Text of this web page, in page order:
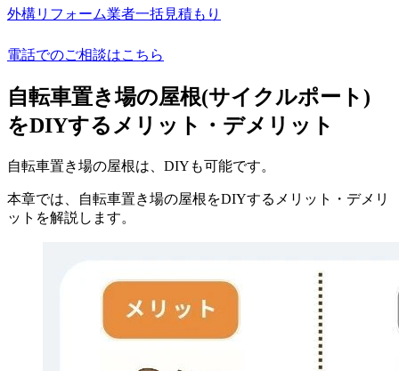
外構リフォーム業者一括見積もり
電話でのご相談はこちら
自転車置き場の屋根(サイクルポート)
をDIYするメリット・デメリット
自転車置き場の屋根は、DIYも可能です。
本章では、自転車置き場の屋根をDIYするメリット・デメリ
ットを解説します。